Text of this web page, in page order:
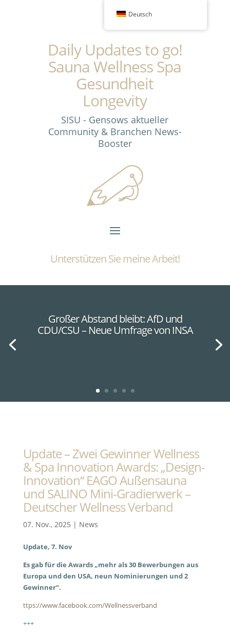
Daily Updates to go!
Sauna Wellness Spa
Gesundheit
Longevity
SISU - Gensows aktueller
Community & Branchen News-
Booster
Unterstützen Sie meine Arbeit!
Großer Abstand bleibt: AfD und
CDU/CSU – Neue Umfrage von INSA
Update – Zwei Gewinner Wellness
& Spa Innovation Awards: „Design-
Innovation“ EAGO Außensauna
und SALINO Mini-Gradierwerk –
Deutscher Wellness Verband
07. Nov., 2025 | News
Update, 7. Nov
Es gab für die Awards „mehr als 30 Bewerbungen aus
Europa und den USA, neun Nominierungen und 2
Gewinner“.
ttps://www.facebook.com/Wellnessverband
+++
Deutsch